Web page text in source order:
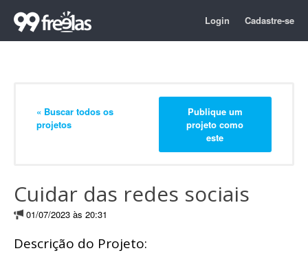
Login Cadastre-se
« Buscar todos os
projetos
Publique um
projeto como
este
Cuidar das redes sociais
01/07/2023 às 20:31
Descrição do Projeto: